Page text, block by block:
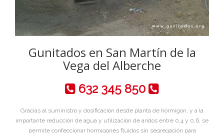
Gunitados en San Martín de la
Vega del Alberche
632 345 850
Gracias al suministro y dosificación desde planta de hórmigon, y a la
importante reducción de agua y utilización de aridos entre 0,4 y 0,6, se
permite confeccionar hormigones fluidos sin segregación para